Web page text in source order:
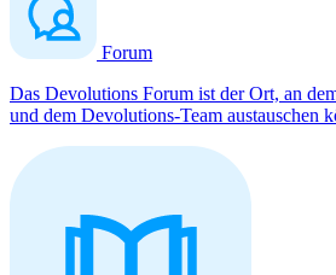
Forum
Das Devolutions Forum ist der Ort, an
und dem Devolutions-Team austauschen